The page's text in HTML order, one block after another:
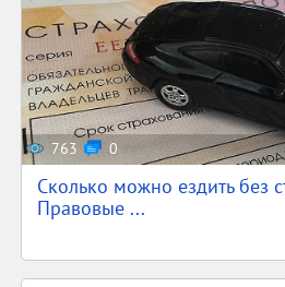
763 0
Сколько можно ездить без
Правовые ...